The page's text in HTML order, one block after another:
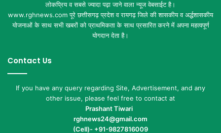
लोकप्रिय व सबसे ज्यादा पढ़ा जाने वाला न्यूज वेबसाईट है।
www.rghnews.com पूरे छत्तीसगढ़ प्रदेश व रायगढ़ जिले की शासकीय व अर्द्धशासकीय
योजनाओं के साथ सभी खबरों को प्राथमिकता के साथ प्रसारित करने में अपना महत्वपूर्ण
योगदान देता है।
Contact Us
If you have any query regarding Site, Advertisement, and any
other issue, please feel free to contact at
Prashant Tiwari
rghnews24@gmail.com
(Cell)- +91-9827816009